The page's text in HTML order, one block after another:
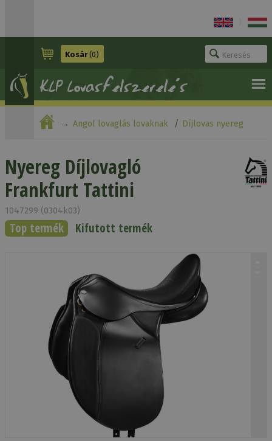
Kosár(0)
Angol lovaglás lovaknak Díjlovas nyereg
Nyereg Díjlovagló
Frankfurt Tattini
1047299 (0304k03)
Top termék Kifutott termék